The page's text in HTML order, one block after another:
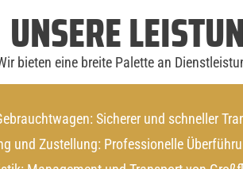
UNSERE
bieten eine breite Palette an
Sicherer und schneller
und Zustellung: Professionelle